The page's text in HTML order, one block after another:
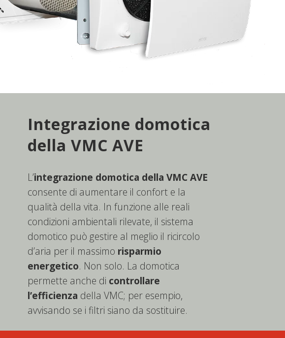
Integrazione domotica
della VMC AVE
L’integrazione domotica della VMC AVE
consente di aumentare il confort e la
qualità della vita. In funzione alle reali
condizioni ambientali rilevate, il sistema
domotico può gestire al meglio il ricircolo
d’aria per il massimo risparmio
energetico. Non solo. La domotica
permette anche di controllare
l’efficienza della VMC; per esempio,
avvisando se i filtri siano da sostituire.